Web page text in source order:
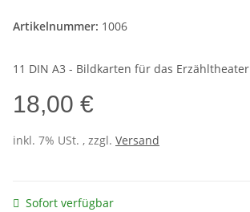
Artikelnummer: 1006
11 DIN A3 - Bildkarten für das Erzähltheater
18,00 €
inkl. 7% USt. , zzgl. Versand
Sofort verfügbar